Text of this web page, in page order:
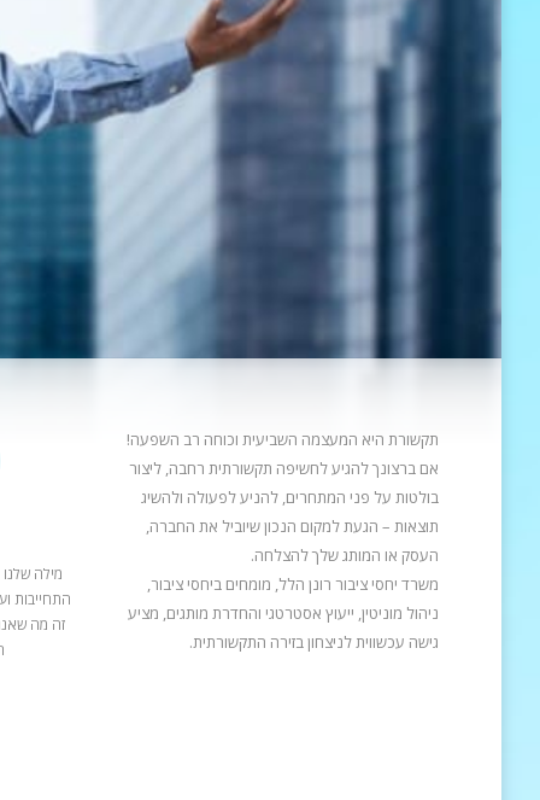
מילה
התחייבות
זה מה
תקשורת היא המעצמה השביעית וכוחה רב השפעה!
אם ברצונך להגיע לחשיפה תקשורתית רחבה, ליצור
בולטות על פני המתחרים, להניעלפעולה ולהשיג
תוצאות – הגעת למקום הנכון שיוביל את החברה,
העסק או המותג שלך להצלחה.
משרד יחסי ציבור רונן הלל, מומחים ביחסי ציבור,
ניהול מוניטין, ייעוץ אסטרטגי והחדרת מותגים, מציע
גישה עכשווית לניצחון בזירה התקשורתית.